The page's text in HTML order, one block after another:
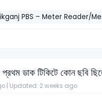
PBS – Meter Reader/
প্রথম ডাক টিকিটে কোন ছবি
| Updated: 2 weeks ago